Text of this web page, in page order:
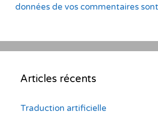
données de vos commentaires
Articles récents
Traduction artificielle